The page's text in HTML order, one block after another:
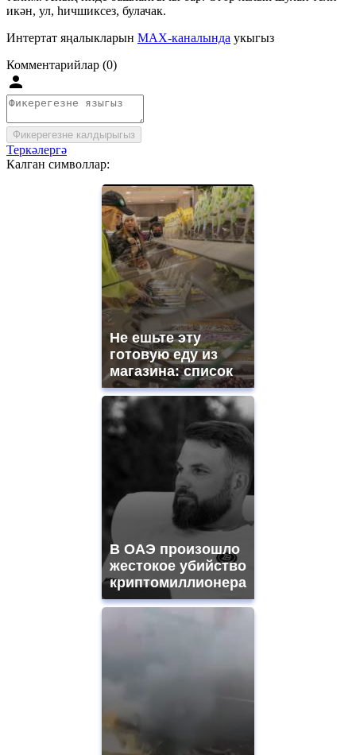
икән, ул, һичшиксез, булачак.
Интертат яңалыкларын MAX-каналында укыгыз
Комментарийлар (0)
Фикерегезне калдырыгыз
Теркәлергә
Калган символлар:
Не ешьте эту
готовую еду из
магазина: список
В ОАЭ произошло
жестокое убийство
криптомиллионера